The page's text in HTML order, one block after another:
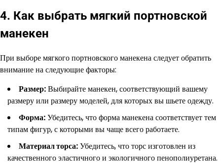
4. Как выбрать мягкий портновской
манекен
При выборе мягкого портновского манекена следует обратить
внимание на следующие факторы:
Размер:Выбирайте манекен, соответствующий вашему
размеру или размеру моделей, для которых вы шьете одежду.
Форма:Убедитесь, что форма манекена соответствует тем
типам фигур, с которыми вы чаще всего работаете.
Материал торса:Убедитесь, что торс изготовлен из
качественного эластичного и экологичного пенополиуретана.